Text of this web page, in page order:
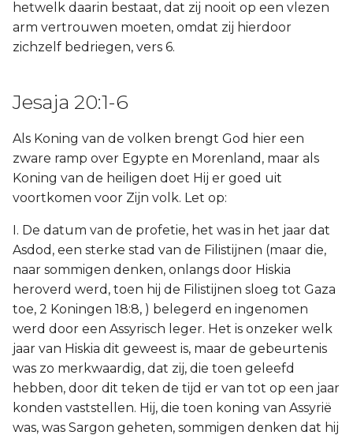
3 Johannes
Judas
hetwelk daarin bestaat, dat zij nooit op een vlezen
arm vertrouwen moeten, omdat zij hierdoor
zichzelf bedriegen, vers 6.
Jesaja 20:1-6
Als Koning van de volken brengt God hier een
zware ramp over Egypte en Morenland, maar als
Koning van de heiligen doet Hij er goed uit
voortkomen voor Zijn volk. Let op:
I. De datum van de profetie, het was in het jaar dat
Asdod, een sterke stad van de Filistijnen (maar die,
naar sommigen denken, onlangs door Hiskia
heroverd werd, toen hij de Filistijnen sloeg tot Gaza
toe, 2 Koningen 18:8, ) belegerd en ingenomen
werd door een Assyrisch leger. Het is onzeker welk
jaar van Hiskia dit geweest is, maar de gebeurtenis
was zo merkwaardig, dat zij, die toen geleefd
hebben, door dit teken de tijd er van tot op een jaar
konden vaststellen. Hij, die toen koning van Assyrië
was, was Sargon geheten, sommigen denken dat hij